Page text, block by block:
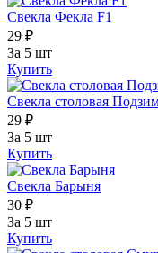
Свекла Фекла F1
29 ₽
За 5 шт
Купить
Свекла столовая
29 ₽
За 5 шт
Купить
Свекла Барыня
30 ₽
За 5 шт
Купить